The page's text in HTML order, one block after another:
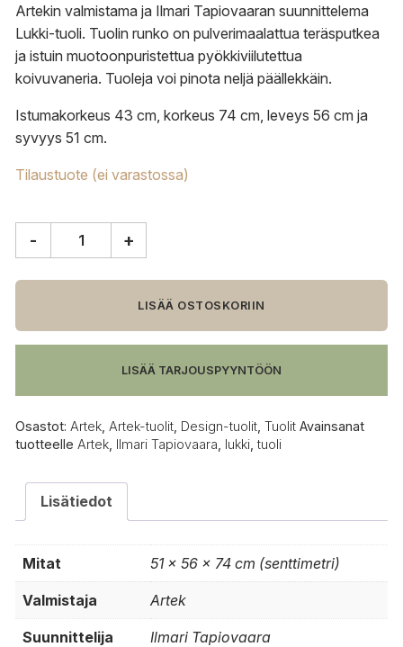
Artekin valmistama ja Ilmari Tapiovaaran suunnittelema
Lukki-tuoli. Tuolin runko on pulverimaalattua teräsputkea
ja istuin muotoonpuristettua pyökkiviilutettua
koivuvaneria. Tuoleja voi pinota neljä päällekkäin.
Istumakorkeus 43 cm, korkeus 74 cm, leveys 56 cm ja
syvyys 51 cm.
Tilaustuote (ei varastossa)
tuoli
- +
LISÄÄ OSTOSKORIIN
LISÄÄ TARJOUSPYYNTÖÖN
Osastot: Artek Artek-tuolit Design-tuolit Tuolit Avainsanat
tuotteelle Artek Ilmari Tapiovaara lukki ,tuoli
Lisätiedot
Mitat 51 × 56 × 74 cm (senttimetri)
Valmistaja Artek
Suunnittelija Ilmari Tapiovaara